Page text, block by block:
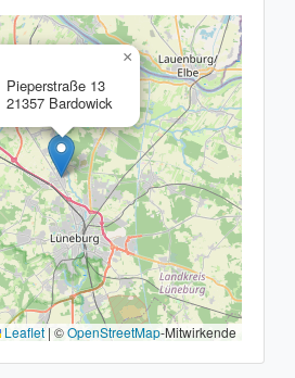
Pieperstraße 13
21357 Bardowick
×
Leaflet | ©OpenStreetMap-Mitwirkende